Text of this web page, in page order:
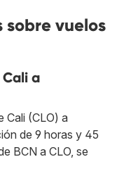
sobre vuelos
a
Cali (CLO) a
de 9 horas y 45
BCN a CLO, se